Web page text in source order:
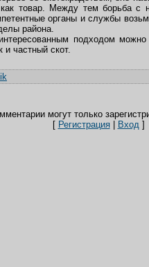
как товар. Между тем борьба
органы и службы
района.
подходом
и частный скот.
могут только
[ Регистрация| Вход]